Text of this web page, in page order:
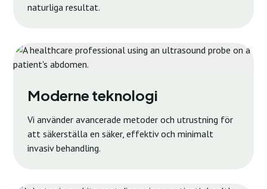
naturliga resultat.
Moderne teknologi
Vi använder avancerade metoder och utrustning för
att säkerställa en säker, effektiv och minimalt
invasiv behandling.